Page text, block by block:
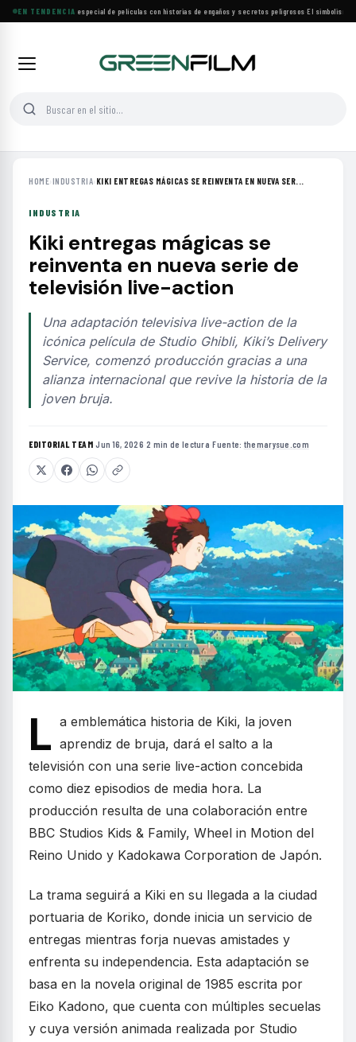
EN TENDENCIA
Lifetime estrena especial de películas con historias de engaños y secretos peligrosos·El simbolismo
HOME›INDUSTRIA› KIKI ENTREGAS MÁGICAS SE REINVENTA EN NUEVA SER...
INDUSTRIA
Kiki entregas mágicas se
reinventa en nueva serie de
televisión live-action
Una adaptación televisiva live-action de la
icónica película de Studio Ghibli, Kiki’s Delivery
Service, comenzó producción gracias a una
alianza internacional que revive la historia de la
joven bruja.
EDITORIAL TEAM·Jun 16, 2026·2 min de lectura·Fuente: themarysue.com
L a emblemática historia de Kiki, la joven
aprendiz de bruja, dará el salto a la
televisión con una serie live-action concebida
como diez episodios de media hora. La
producción resulta de una colaboración entre
BBC Studios Kids & Family, Wheel in Motion del
Reino Unido y Kadokawa Corporation de Japón.
La trama seguirá a Kiki en su llegada a la ciudad
portuaria de Koriko, donde inicia un servicio de
entregas mientras forja nuevas amistades y
enfrenta su independencia. Esta adaptación se
basa en la novela original de 1985 escrita por
Eiko Kadono, que cuenta con múltiples secuelas
y cuya versión animada realizada por Studio